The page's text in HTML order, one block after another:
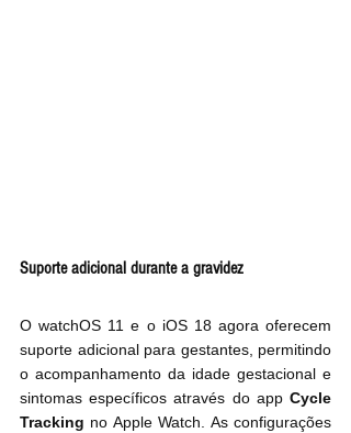
Suporte adicional durante a gravidez
O watchOS 11 e o iOS 18 agora oferecem
suporte adicional para gestantes, permitindo
o acompanhamento da idade gestacional e
sintomas específicos através do app Cycle
Tracking no Apple Watch. As configurações